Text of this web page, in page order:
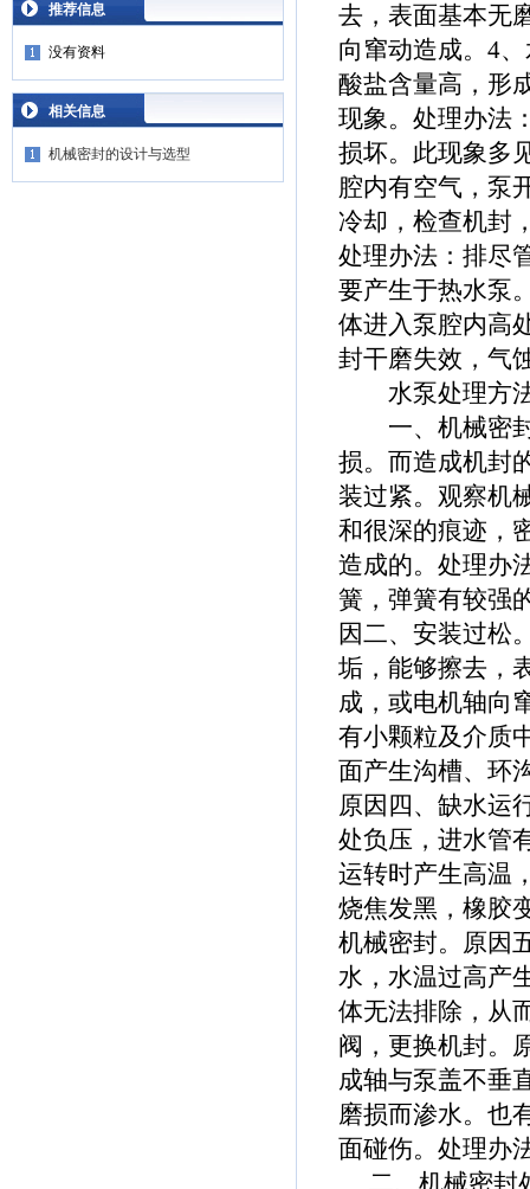
推荐信息
没有资料
相关信息
机械密封的设计与选型
去，表面基本无
向窜动造成。4
酸盐含量高，形
现象。处理办法
损坏。此现象多
腔内有空气，泵
冷却，检查机封
处理办法：排尽
要产生于热水泵
体进入泵腔内高
封干磨失效，气
水泵处理方
一、机械密封
损。而造成机封
装过紧。观察机
和很深的痕迹，
造成的。处理办
簧，弹簧有较强
因二、安装过松
垢，能够擦去，
成，或电机轴向
有小颗粒及介质
面产生沟槽、环
原因四、缺水运
处负压，进水管
运转时产生高温
烧焦发黑，橡胶
机械密封。原因
水，水温过高产
体无法排除，从
阀，更换机封。
成轴与泵盖不垂
磨损而渗水。也
面碰伤。处理办
二、机械密封